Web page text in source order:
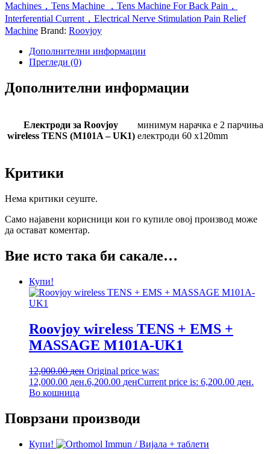
Machines，Tens Machine ，Tens Machine For Back Pain，
Interferential Current，Electrical Nerve Stimulation Pain Relief
Machine Brand: Roovjoy
Дополнителни информации
Прегледи (0)
Дополнителни информации
Електроди за Roovjoy
wireless TENS (M101A – UK1)
минимум нарачка е 2 парчиња
електроди 60 x120mm
Критики
Нема критики сеуште.
Само најавени корисници кои го купиле овој производ може
да остават коментар.
Вие исто така би сакале…
Купи!
Roovjoy wireless TENS + EMS +
MASSAGE M101A-UK1
12,000.00ден Original price was:
12,000.00 ден.6,200.00 денCurrent price is: 6,200.00 ден.
Во кошница
Поврзани производи
Купи!